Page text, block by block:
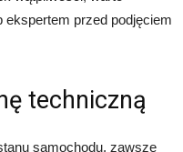
przed podjęciem
techniczną
samochodu, zawsze